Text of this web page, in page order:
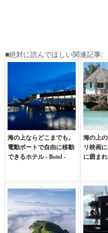
■絶対に読んでほしい関連記事:
海の上ならどこまでも。
電動ボートで自由に移動
できるホテル - Botel -
海の上
リ映画
に囲ま